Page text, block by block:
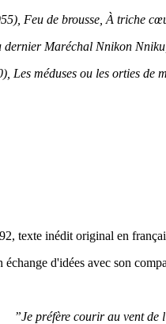
Feu de brousse, À triche
dernier Maréchal Nnikon
Les méduses ou les orties
texte inédit original en
d'idées avec son
”Je préfère courir au vent de